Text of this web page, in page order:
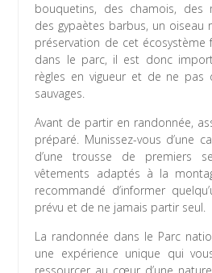
bouquetins, des chamois,
des gypaètes barbus, un oiseau
préservation de cet écosystème
dans le parc, il est donc
règles en vigueur et de ne pas
sauvages.
Avant de partir en randonnée,
préparé. Munissez-vous d’une
d’une trousse de premiers
vêtements adaptés à la
recommandé d’informer
prévu et de ne jamais partir seul.
La randonnée dans le Parc
une expérience unique qui